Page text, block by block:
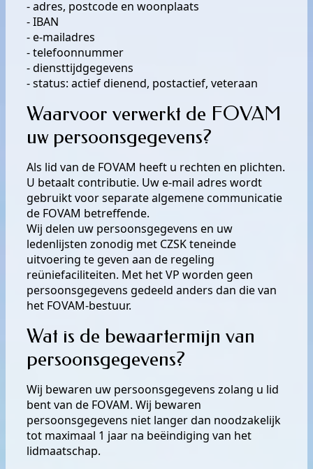
- adres, postcode en woonplaats
- IBAN
- e-mailadres
- telefoonnummer
- diensttijdgegevens
- status: actief dienend, postactief, veteraan
Waarvoor verwerkt de FOVAM
uw persoonsgegevens?
Als lid van de FOVAM heeft u rechten en plichten.
U betaalt contributie. Uw e-mail adres wordt
gebruikt voor separate algemene communicatie
de FOVAM betreffende.
Wij delen uw persoonsgegevens en uw
ledenlijsten zonodig met CZSK teneinde
uitvoering te geven aan de regeling
reüniefaciliteiten. Met het VP worden geen
persoonsgegevens gedeeld anders dan die van
het FOVAM-bestuur.
Wat is de bewaartermijn van
persoonsgegevens?
Wij bewaren uw persoonsgegevens zolang u lid
bent van de FOVAM. Wij bewaren
persoonsgegevens niet langer dan noodzakelijk
tot maximaal 1 jaar na beëindiging van het
lidmaatschap.